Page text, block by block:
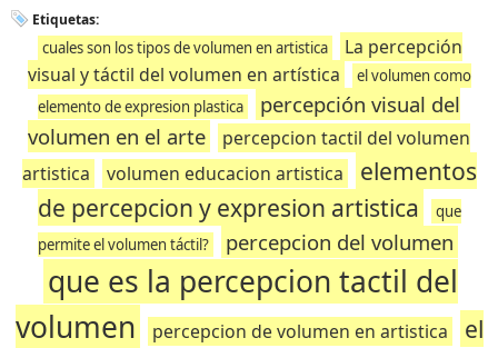
Etiquetas:
cuales son los tipos de volumen en artistica
La percepción
visual y táctil del volumen en artística
el volumen como
elemento de expresion plastica
percepción visual del
volumen en el arte
percepcion tactil del volumen
artistica
volumen educacion artistica
elementos
de percepcion y expresion artistica
que
permite el volumen táctil?
percepcion del volumen
que es la percepcion tactil del
volumen
percepcion de volumen en artistica
el